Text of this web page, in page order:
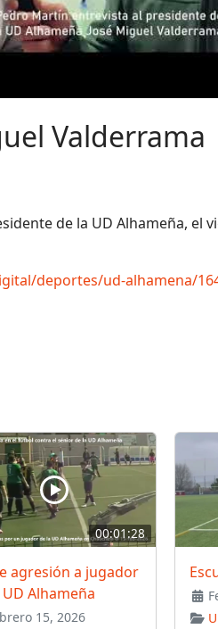
Valderrama
de la UD Alhameña, el
deportes/ud-alhamena/
00:01:28
agresión a jugador
Alhameña
15, 2026